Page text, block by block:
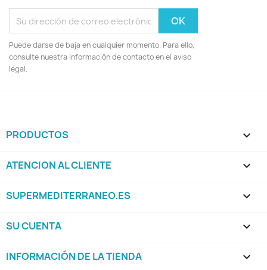
Puede darse de baja en cualquier momento. Para ello,
consulte nuestra información de contacto en el aviso
legal.
PRODUCTOS 
ATENCION AL CLIENTE 
SUPERMEDITERRANEO.ES 
SU CUENTA 
INFORMACIÓN DE LA TIENDA keyboard_arrow_down